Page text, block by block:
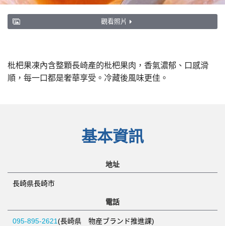
觀看照片
枇杷果凍內含整顆長崎產的枇杷果肉，香氣濃郁、口感滑
順，每一口都是奢華享受。冷藏後風味更佳。
基本資訊
地址
長崎県長崎市
電話
095-895-2621(長崎県 物産ブランド推進課)